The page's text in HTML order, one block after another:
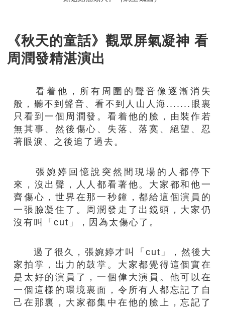
《秋天的童話》觀眾屏氣凝神 看
周潤發精湛演出
看着他，所有周圍的聲音像逐漸消失
般，聽不到聲音、看不到人山人海.......眼裏
只看到一個周潤發。看着他的臉，由裝作若
無其事、然後傷心、失落、落寞、絕望、忍
著眼淚、之後追了過去。
張婉婷回憶說突然間現場的人都停下
來，沒出聲，人人都看著他。大家都和他一
齊傷心，世界在那一秒鐘，都給這個演員的
一張臉凝住了。周潤發走了出鏡頭，大家仍
沒有叫「cut」，因為太傷心了。
過了很久，張婉婷才叫「cut」，然後大
家拍掌，出力的鼓掌。大家都覺得這個實在
是太好的演員了，一個偉大演員。他可以在
一個這樣的環境裏面，令所有人都忘記了自
己在那裏，大家都集中在他的臉上，忘記了